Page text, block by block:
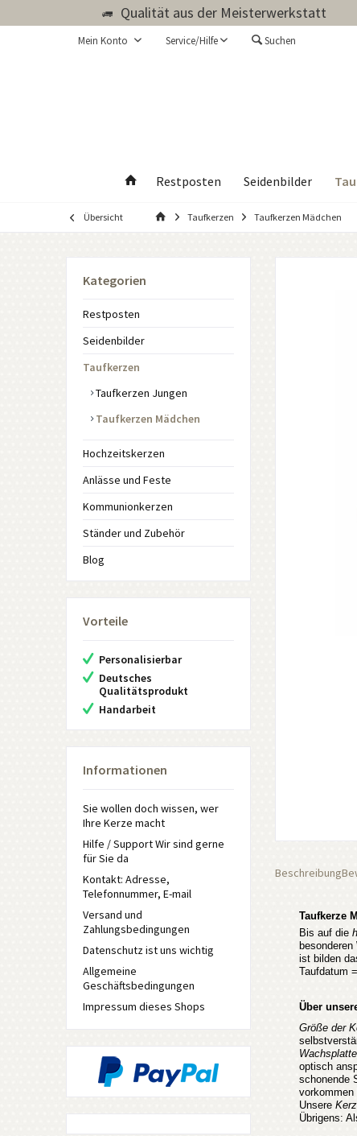
Qualität aus der Meisterwerkstatt
Mein Konto Service/Hilfe Suchen
Restposten Seidenbilder
Übersicht Taufkerzen Taufkerzen Mädchen
Kategorien
Restposten
Seidenbilder
Taufkerzen
Taufkerzen Jungen
Taufkerzen Mädchen
Hochzeitskerzen
Anlässe und Feste
Kommunionkerzen
Ständer und Zubehör
Blog
Vorteile
Personalisierbar
Deutsches
Qualitätsprodukt
Handarbeit
Informationen
Sie wollen doch wissen, wer
Ihre Kerze macht
Hilfe / Support Wir sind gerne
für Sie da
Kontakt: Adresse,
Telefonnummer, E-mail
Versand und
Zahlungsbedingungen
Datenschutz ist uns wichtig
Allgemeine
Geschäftsbedingungen
Impressum dieses Shops
Beschreibung
Taufkerze
Bis auf die
ist bilden
Taufdatum
Über
Größe der
optisch
schonende
Unsere
Übrigens: